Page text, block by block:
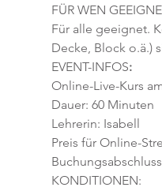
FÜR WEN
Für alle geeignet.
Decke, Block o.ä.)
EVENT-INFOS:
Online-Live-Kurs
Dauer: 60 Minuten
Lehrerin: Isabell
Preis für Online-
KONDITIONEN: